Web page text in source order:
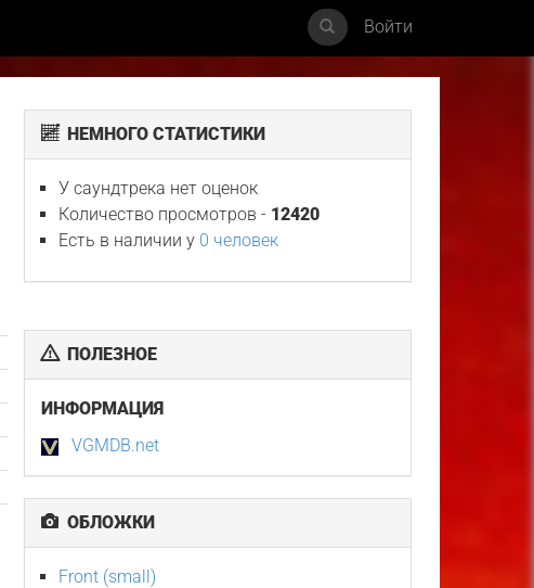
Войти
НЕМНОГО СТАТИСТИКИ
У саундтрека нет оценок
Количество просмотров - 12420
Есть в наличии у 0 человек
ПОЛЕЗНОЕ
ИНФОРМАЦИЯ
VGMDB.net
ОБЛОЖКИ
Front (small)